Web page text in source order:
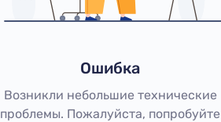
Ошибка
Возникли небольшие технические
проблемы. Пожалуйста, попробуйте